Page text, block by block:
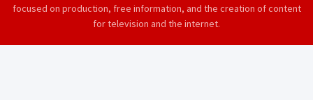
focused on production, free information, and the creation of content
for television and the internet.